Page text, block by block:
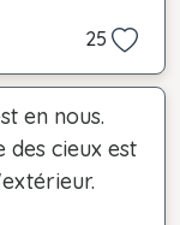
25
en nous.
des cieux est